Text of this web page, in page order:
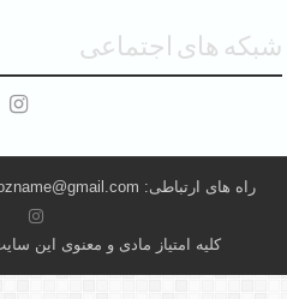
شبکه های اجتماعی
راه های ارتباطی: eroozname@gmail.com تلفن پشتیبانی:09125045978
کلیه امتیاز مادی و معنوی این